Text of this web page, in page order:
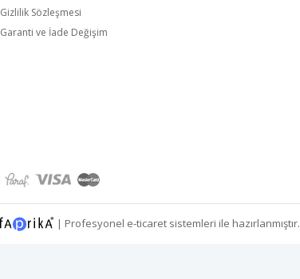
Gizlilik Sözleşmesi
Garanti ve İade Değişim
| Profesyonel e-ticaret sistemleri ile hazırlanmıştır.